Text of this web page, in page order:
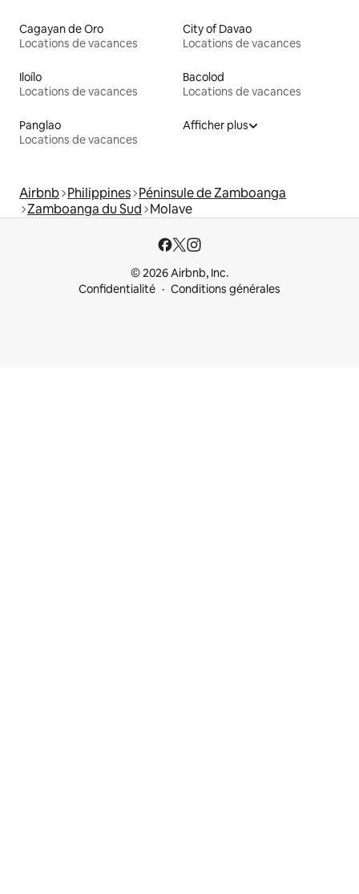
Cagayan de Oro
Locations de vacances
City of Davao
Locations de vacances
Iloílo
Locations de vacances
Bacolod
Locations de vacances
Panglao
Locations de vacances
Afficher plus
Airbnb Philippines Péninsule de Zamboanga
Zamboanga du Sud Molave
© 2026 Airbnb, Inc.
Confidentialité
Conditions générales